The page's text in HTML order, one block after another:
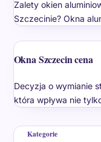
Zalety okien
Szczecinie? Okna
Okna Szczecin cena
Decyzja o wymianie
która wpływa nie
Kategorie